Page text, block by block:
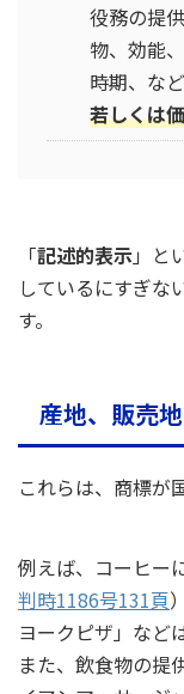
役務の提
物、効能
時期、な
若しくは
「記述的表示」と
しているにすぎな
す。
産地、販売
これらは、商標が
例えば、コーヒー
判時1186号131頁
ヨークピザ」など
また、飲食物の提